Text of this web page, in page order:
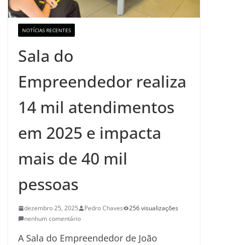
NOTÍCIAS RECENTES
Sala do
Empreendedor realiza
14 mil atendimentos
em 2025 e impacta
mais de 40 mil
pessoas
dezembro 25, 2025 Pedro Chaves
256 visualizações
nenhum comentário
A Sala do Empreendedor de João